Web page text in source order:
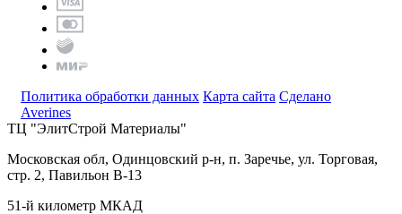
Политика обработки данных Карта сайта Сделано
Averines
ТЦ "ЭлитСтрой Материалы"
Московская обл, Одинцовский р-н, п. Заречье, ул. Торговая,
стр. 2, Павильон В-13
51-й километр МКАД